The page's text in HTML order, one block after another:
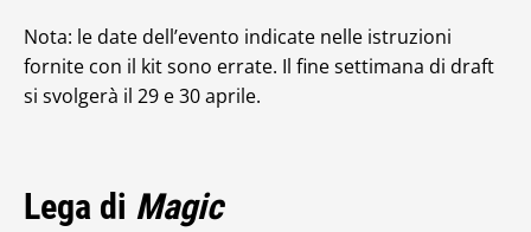
Nota: le date dell’evento indicate nelle istruzioni
fornite con il kit sono errate. Il fine settimana di draft
si svolgerà il 29 e 30 aprile.
Lega di Magic